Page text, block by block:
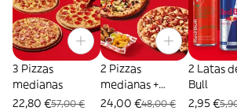
3 Pizzas
medianas
22,80 €57,00 €
2 Pizzas
medianas +
Combo Mix
24,00 €48,00 €
2 Latas
Bull
2,95 €